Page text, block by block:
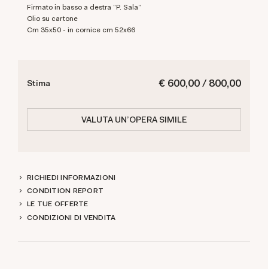
Firmato in basso a destra "P. Sala"
olio su cartone
cm 35x50 - in cornice cm 52x66
€ 600,00 / 800,00
Stima
VALUTA UN'OPERA SIMILE
RICHIEDI INFORMAZIONI
CONDITION REPORT
LE TUE OFFERTE
CONDIZIONI DI VENDITA